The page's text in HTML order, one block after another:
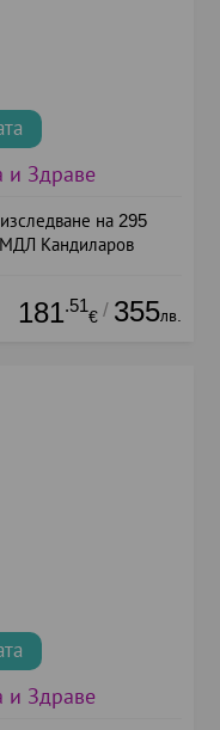
и Здраве
на 295
Кандиларов
181.51
€ / 355лв.
и Здраве